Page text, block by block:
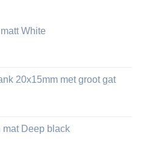
White
20x15mm met groot gat
mat Deep black